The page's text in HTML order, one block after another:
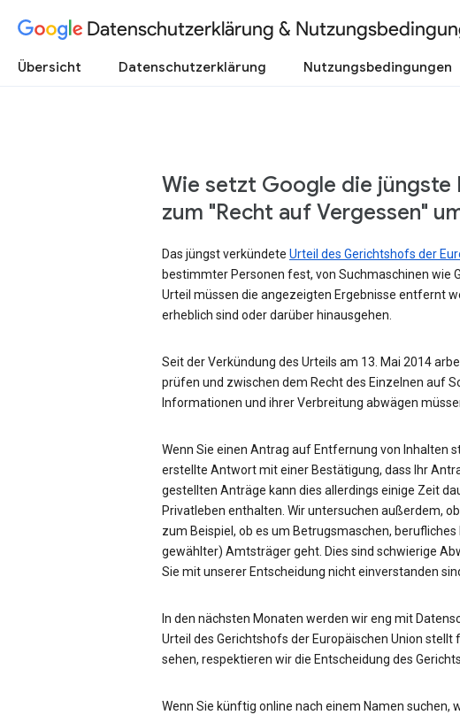
Datenschutzerklärung &
Übersicht Datenschutzerklärung Nutzungsbedingungen
Wie setzt Google die jüngste
zum "Recht auf Vergessen"
Das jüngst verkündete Urteil des Gerichtshofs der
bestimmter Personen fest, von Suchmaschinen wie
Urteil müssen die angezeigten Ergebnisse entfernt
erheblich sind oder darüber hinausgehen.
Seit der Verkündung des Urteils am 13. Mai 2014
prüfen und zwischen dem Recht des Einzelnen auf
Informationen und ihrer Verbreitung abwägen
Wenn Sie einen Antrag auf Entfernung von Inhalten
erstellte Antwort mit einer Bestätigung, dass Ihr
gestellten Anträge kann dies allerdings einige Zeit
Privatleben enthalten. Wir untersuchen außerdem,
zum Beispiel, ob es um Betrugsmaschen,
gewählter) Amtsträger geht. Dies sind schwierige
Sie mit unserer Entscheidung nicht einverstanden
In den nächsten Monaten werden wir eng mit
Urteil des Gerichtshofs der Europäischen Union
sehen, respektieren wir die Entscheidung des
Wenn Sie künftig online nach einem Namen